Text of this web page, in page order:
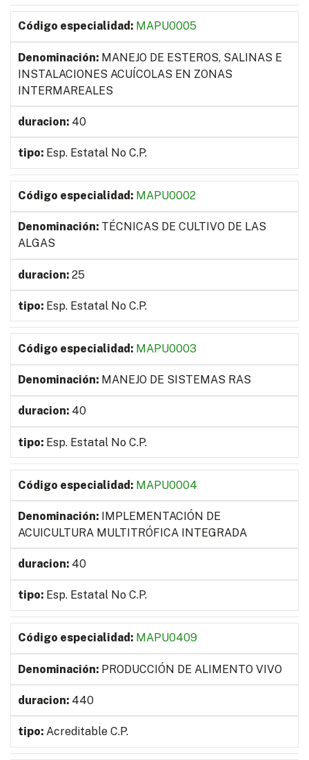
MAPU0005
MANEJO DE ESTEROS, SALINAS E
INSTALACIONES ACUÍCOLAS EN ZONAS
INTERMAREALES
40
Esp. Estatal No C.P.
MAPU0002
TÉCNICAS DE CULTIVO DE LAS
ALGAS
25
Esp. Estatal No C.P.
MAPU0003
MANEJO DE SISTEMAS RAS
40
Esp. Estatal No C.P.
MAPU0004
IMPLEMENTACIÓN DE
ACUICULTURA MULTITRÓFICA INTEGRADA
40
Esp. Estatal No C.P.
MAPU0409
PRODUCCIÓN DE ALIMENTO VIVO
440
Acreditable C.P.